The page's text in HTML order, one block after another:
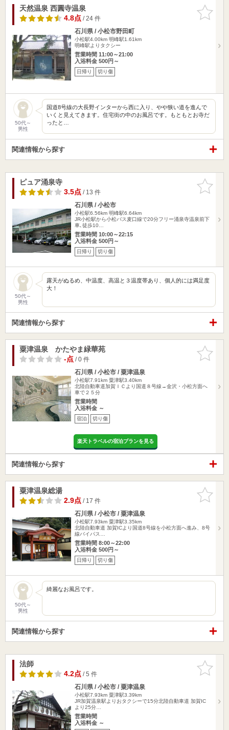
お気に入
りに追加
天然温泉 西圓寺温泉
4.8点/ 24 件
石川県 / 小松市野田町
小松駅4.00km 明峰駅1.61km
明峰駅よりタクシー
営業時間 11:00～21:00
入浴料金 500円～
日帰り 切り傷
50代～
男性
国道8号線の大長野インターから西に入り、やや狭い道を進んで
いくと見えてきます。住宅街の中のお風呂です。もともとお寺だ
ったと…
関連情報から探す
お気に入
りに追加
ピュア涌泉寺
3.5点/ 13 件
石川県 / 小松市
小松駅6.56km 明峰駅6.64km
JR小松駅から小松バス麦口線で20分フリー涌泉寺温泉前下
車､徒歩10…
営業時間 10:00～22:15
入浴料金 500円～
日帰り 切り傷
50代～
男性
露天がぬるめ、中温度、高温と３温度帯あり、個人的には満足度
大！
関連情報から探す
お気に入
りに追加
粟津温泉 かたやま緑華苑
-点/ 0 件
石川県 / 小松市 / 粟津温泉
小松駅7.91km 粟津駅3.40km
北陸自動車道加賀ＩＣより国道８号線→金沢・小松方面へ
車で２５分
営業時間
入浴料金 ～
宿泊 切り傷
楽天トラベルの宿泊プランを見る
関連情報から探す
お気に入
りに追加
粟津温泉総湯
2.9点/ 17 件
石川県 / 小松市 / 粟津温泉
小松駅7.93km 粟津駅3.35km
北陸自動車道 加賀ICより国道8号線を小松方面へ進み、8号
線バイパス…
営業時間 8:00～22:00
入浴料金 500円～
日帰り 切り傷
50代～
男性
綺麗なお風呂です。
関連情報から探す
お気に入
りに追加
法師
4.2点/ 5 件
石川県 / 小松市 / 粟津温泉
小松駅7.93km 粟津駅3.39km
JR加賀温泉駅よりおタクシーで15分北陸自動車道 加賀IC
より25分…
営業時間
入浴料金 ～